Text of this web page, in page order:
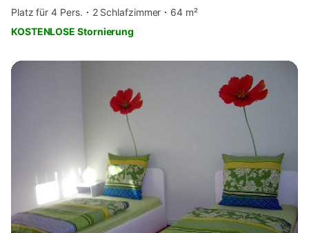
Platz für 4 Pers.
2 Schlafzimmer
64 m²
KOSTENLOSE Stornierung